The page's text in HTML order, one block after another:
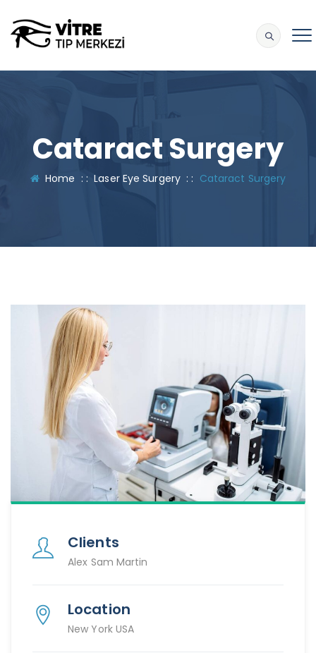
Cataract Surgery
Home : :Laser Eye Surgery: : Cataract Surgery
Clients
Alex Sam Martin
Location
New York USA